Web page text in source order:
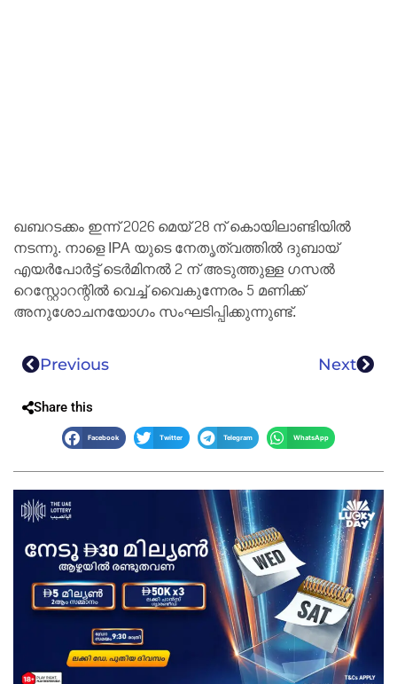
ഖബറടക്കം ഇന്ന് 2026 മെയ് 28 ന് കൊയിലാണ്ടിയിൽ
നടന്നു. നാളെ IPA യുടെ നേതൃത്വത്തിൽ ദുബായ്
എയർപോർട്ട് ടെർമിനൽ 2 ന് അടുത്തുള്ള ഗസൽ
റെസ്റ്റോറന്റിൽ വെച്ച് വൈകുന്നേരം 5 മണിക്ക്
അനുശോചനയോഗം സംഘടിപ്പിക്കുന്നുണ്ട്.
Previous Next
Share this
Facebook Twitter Telegram WhatsApp